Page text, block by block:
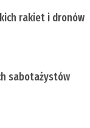
rakiet i dronów
sabotażystów